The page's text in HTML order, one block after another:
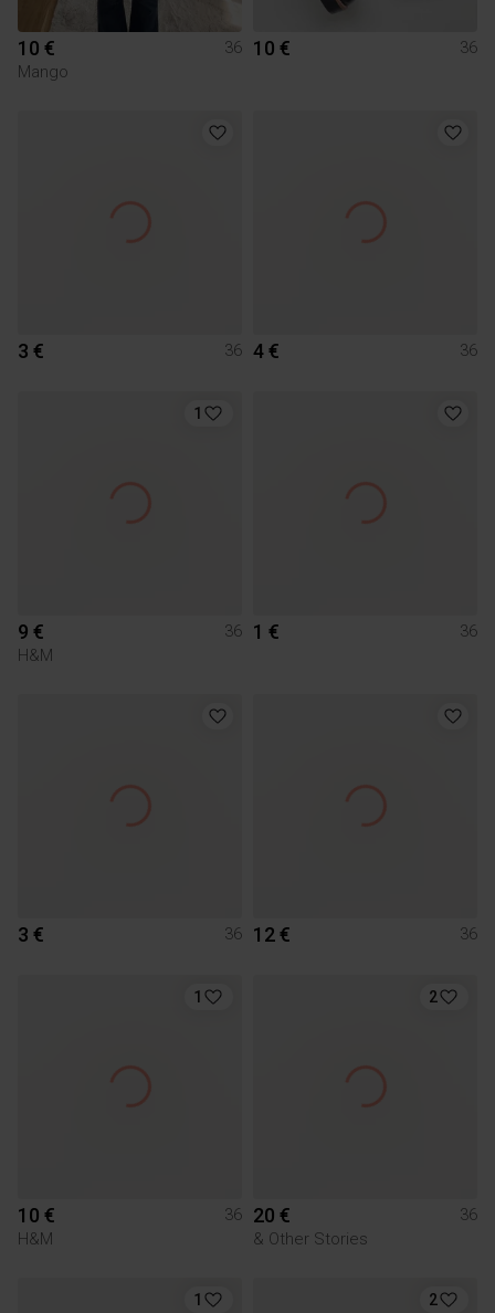
10 €
36
Mango
10 € 36
3 € 36 4 € 36
1
9 €
36
H&M
1 € 36
3 € 36 12 € 36
1
10 €
36
H&M
2
20 €
36
& Other Stories
1 2